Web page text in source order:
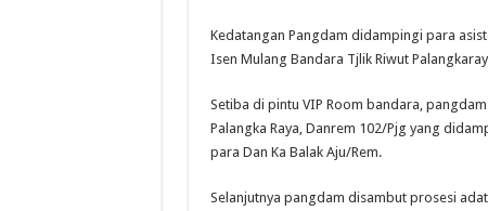
Kedatangan Pangdam didampingi para
Isen Mulang Bandara Tjlik Riwut
Setiba di pintu VIP Room bandara,
Palangka Raya, Danrem 102/Pjg yang
para Dan Ka Balak Aju/Rem.
Selanjutnya pangdam disambut prosesi